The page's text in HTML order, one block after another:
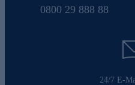
0800 29 888 88
24/7 E-